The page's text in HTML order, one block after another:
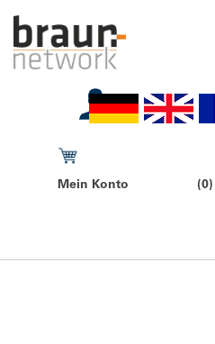
Mein Konto